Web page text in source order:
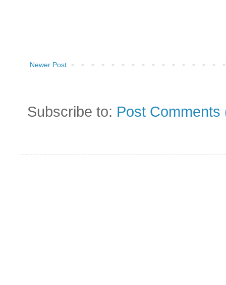
Newer Post
Subscribe to: Post Comments